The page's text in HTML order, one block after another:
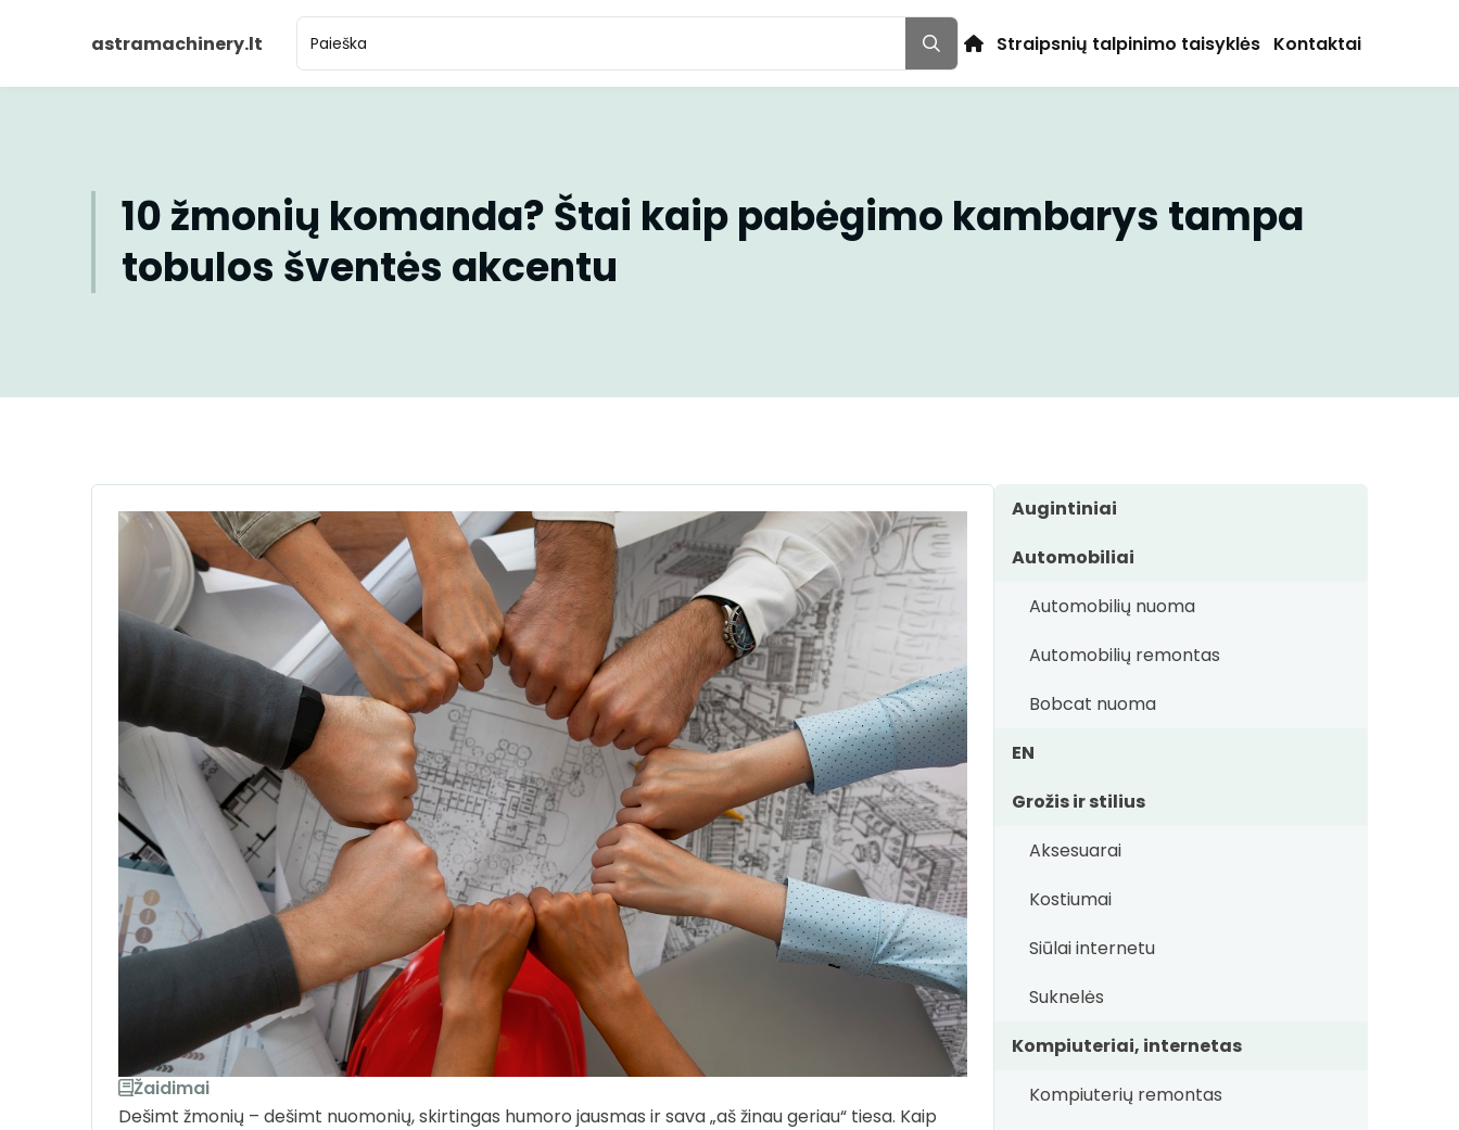
astramachinery.lt Straipsnių talpinimo taisyklės Kontaktai
10 žmonių komanda? Štai kaip pabėgimo kambarys tampa
tobulos šventės akcentu
Žaidimai
Dešimt žmonių – dešimt nuomonių, skirtingas humoro jausmas ir sava „aš žinau geriau“ tiesa. Kaip
Augintiniai
Automobiliai
Automobilių nuoma
Automobilių remontas
Bobcat nuoma
EN
Grožis ir stilius
Aksesuarai
Kostiumai
Siūlai internetu
Suknelės
Kompiuteriai, internetas
Kompiuterių remontas